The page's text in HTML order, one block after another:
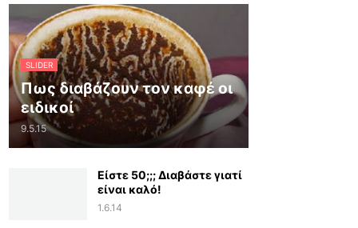
SLIDER
Πως διαβάζουν τον καφέ οι
ειδικοί
9.5.15
Είστε 50;;; Διαβάστε γιατί
είναι καλό!
1.6.14